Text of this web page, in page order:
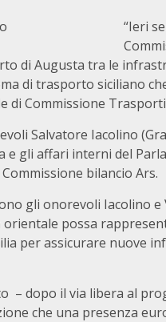
“Ieri
di Augusta tra le
di trasporto siciliano
di Commissione
Salvatore Iacolino
e gli affari interni del
bilancio Ars.
gli onorevoli Iacolino
possa
per assicurare nuove
– dopo il via libera al
che una presenza